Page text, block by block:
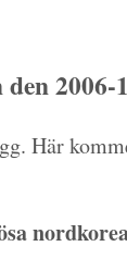
2006-
Här